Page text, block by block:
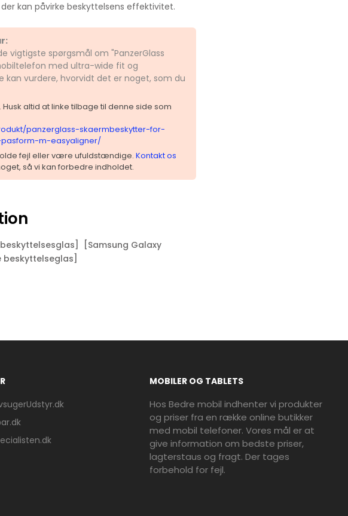
kan påvirke beskyttelsens effektivitet.
vigtigste spørgsmål om "PanzerGlass
med ultra-wide fit og
kan vurdere, hvorvidt det er noget, som du
altid at linke tilbage til denne side som
panzerglass-skaermbeskytter-for-
m-easyaligner/
fejl eller være ufuldstændige. Kontakt os
så vi kan forbedre indholdet.
[Samsung Galaxy
beskyttelseglas]
MOBILER OG TABLETS
Hos Bedre mobil indhenter vi produkter
og priser fra en række online butikker
med mobil telefoner. Vores mål er at
give information om bedste priser,
lagterstaus og fragt. Der tages
forbehold for fejl.